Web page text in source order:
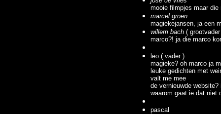
mooie filmpjes maar die
marcel groen
magiekejansen, ja een
willem bach (
marco?! ja die marco
leo ( vader )
magieke? oh marco ja
leuke gedichten met
valt me mee
de vernieuwde
waarom gaat ie dat niet
pascal